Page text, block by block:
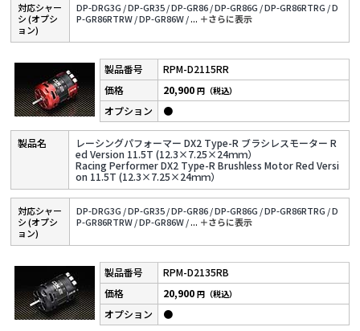
対応シャー
シ (オプシ
ョン)
DP-DRG3G /DP-GR35 /DP-GR86 /DP-GR86G /DP-GR86RTRG /D
P-GR86RTRW /DP-GR86W /... ＋さらに表⽰
RPM-D2115RR
レーシングパフォーマー DX2 Type-R ブラシレスモーター R
ed Version 11.5T (12.3×7.25×24ｍｍ）
Racing Performer DX2 Type-R Brushless Motor Red Versi
on 11.5T (12.3×7.25×24ｍｍ）
20,900円（税込）
●
対応シャー
シ (オプシ
ョン)
DP-DRG3G /DP-GR35 /DP-GR86 /DP-GR86G /DP-GR86RTRG /D
P-GR86RTRW /DP-GR86W /... ＋さらに表⽰
RPM-D2135RB
20,900円（税込）
●